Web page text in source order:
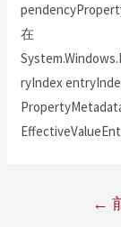
在
ryIndex
←